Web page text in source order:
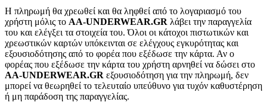
Η πληρωμή θα χρεωθεί και θα ληφθεί από το λογαριασμό του
χρήστη μόλις το AA-UNDERWEAR.GR λάβει την παραγγελία
του και ελέγξει τα στοιχεία του. Όλοι οι κάτοχοι πιστωτικών και
χρεωστικών καρτών υπόκεινται σε ελέγχους εγκυρότητας και
εξουσιοδότησης από το φορέα που εξέδωσε την κάρτα. Αν ο
φορέας που εξέδωσε την κάρτα του χρήστη αρνηθεί να δώσει στο
AA-UNDERWEAR.GR εξουσιοδότηση για την πληρωμή, δεν
μπορεί να θεωρηθεί το τελευταίο υπεύθυνο για τυχόν καθυστέρηση
ή μη παράδοση της παραγγελίας.